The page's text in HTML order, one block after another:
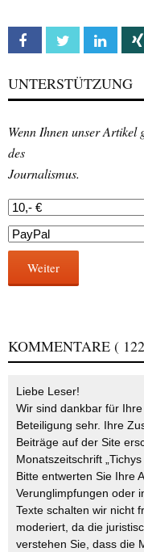
Facebook Twitter
UNTERSTÜTZUNG
Wenn Ihnen unser Artikel
des
Journalismus.
Weiter
KOMMENTARE (
Liebe Leser!
Wir sind dankbar für
Beteiligung sehr. Ihre
Beiträge auf der Site
Monatszeitschrift „Tichys
Bitte entwerten Sie Ihre
Verunglimpfungen oder
Texte schalten wir nicht
moderiert, da die
verstehen Sie, dass die